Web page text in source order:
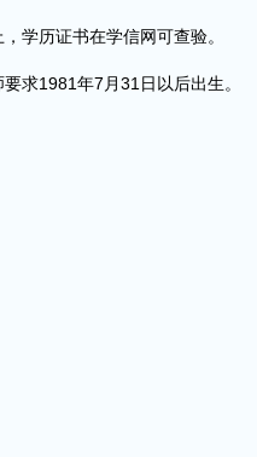
学历证书在学信网可查验。​
求1981年7月31日以后出生。​